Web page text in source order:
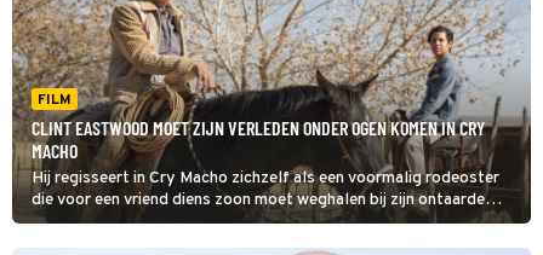
FILM
CLINT EASTWOOD MOET ZIJN VERLEDEN ONDER OGEN KOMEN IN CRY
MACHO
Hij regisseert in Cry Macho zichzelf als een voormalig rodeoster
die voor een vriend diens zoon moet weghalen bij zijn ontaarde
Mexicaanse moeder. Tijdens die trip ontstaat er een vriendschap
tussen de oude man en de tiener.